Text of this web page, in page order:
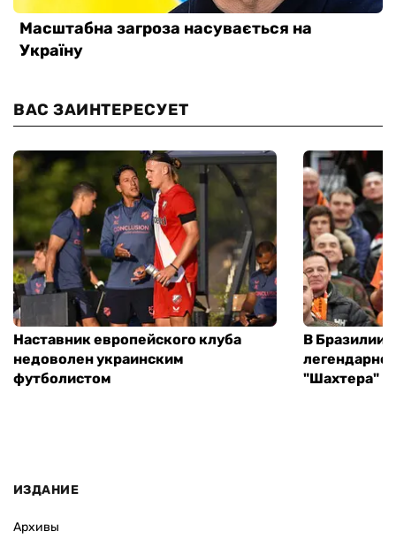
ВАС ЗАИНТЕРЕСУЕТ
Наставник европейского клуба
недоволен украинским
футболистом
В Бразилии
"Шахтера"
ИЗДАНИЕ
Архивы